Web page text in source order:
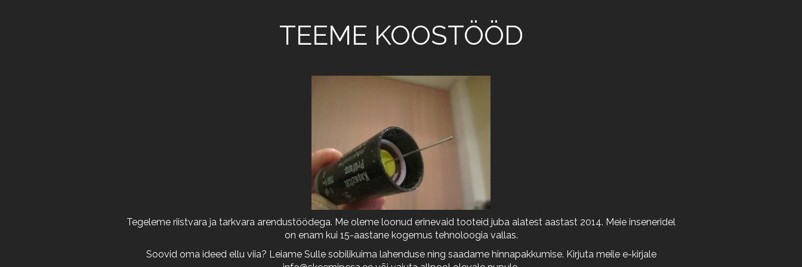
TEEME KOOSTÖÖD
Tegeleme riistvara ja tarkvara arendustöödega. Me oleme loonud erinevaid tooteid juba alatest aastast 2014. Meie inseneridel
on enam kui 15-aastane kogemus tehnoloogia vallas.
Soovid oma ideed ellu viia? Leiame Sulle sobilikuima lahenduse ning saadame hinnapakkumise. Kirjuta meile e-kirjale